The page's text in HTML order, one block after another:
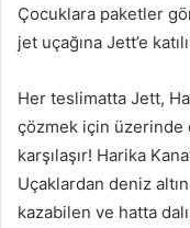
Çocuklara paketler
jet uçağına Jett’e
Her teslimatta Jett,
çözmek için üzerinde
karşılaşır! Harika
Uçaklardan deniz
kazabilen ve hatta